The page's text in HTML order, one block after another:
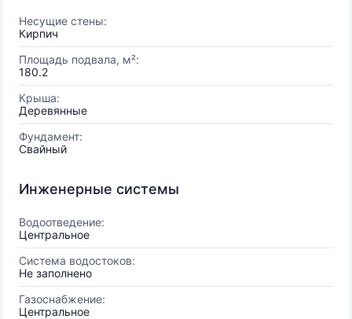
Несущие стены:
Кирпич
Площадь подвала, м²:
180.2
Крыша:
Деревянные
Фундамент:
Свайный
Инженерные системы
Водоотведение:
Центральное
Система водостоков:
Не заполнено
Газоснабжение:
Центральное